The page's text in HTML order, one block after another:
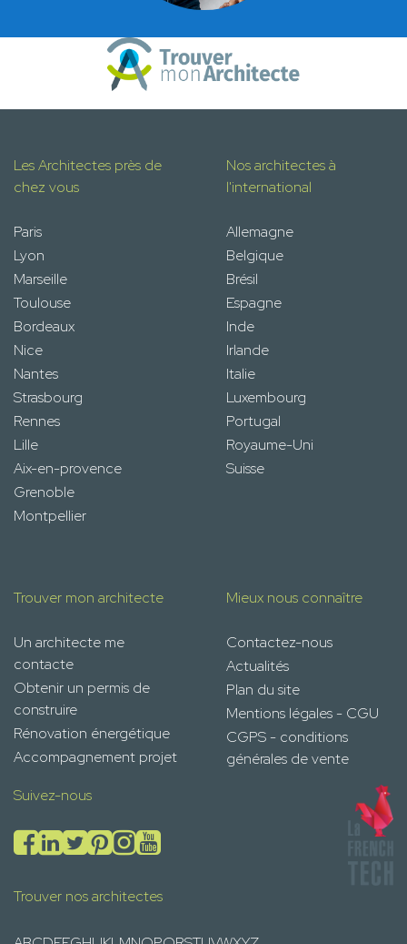
Les Architectes près de
chez vous
Paris
Lyon
Marseille
Toulouse
Bordeaux
Nice
Nantes
Strasbourg
Rennes
Lille
Aix-en-provence
Grenoble
Montpellier
Nos architectes à
l'international
Allemagne
Belgique
Brésil
Espagne
Inde
Irlande
Italie
Luxembourg
Portugal
Royaume-Uni
Suisse
Trouver mon architecte
Un architecte me
contacte
Obtenir un permis de
construire
Rénovation énergétique
Accompagnement projet
Mieux nous connaître
Contactez-nous
Actualités
Plan du site
Mentions légales - CGU
CGPS - conditions
générales de vente
Suivez-nous
Trouver nos architectes